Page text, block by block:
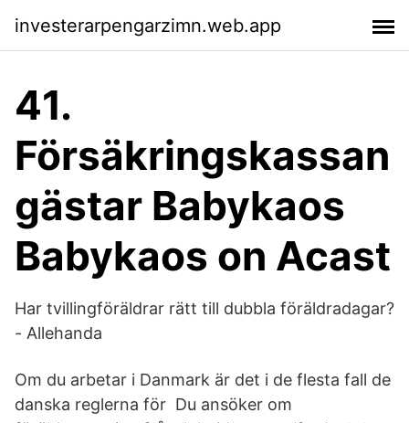
investerarpengarzimn.web.app
41.
Försäkringskassan
gästar Babykaos
Babykaos on Acast
Har tvillingföräldrar rätt till dubbla föräldradagar?
- Allehanda
Om du arbetar i Danmark är det i de flesta fall de
danska reglerna för Du ansöker om